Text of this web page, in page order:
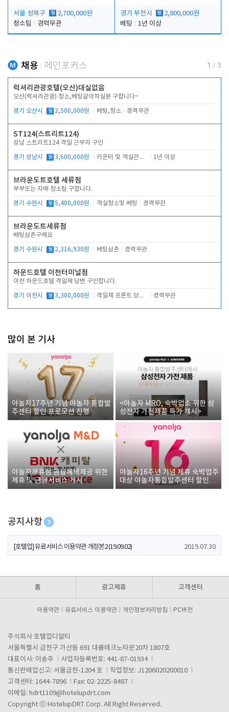
서울 성북구 월 2,700,000원
청소팀
경력무관
경기 부천시 월 2,800,000원
베팅
1년 이상
채용 메인포커스 1 / 3
럭셔리관광호텔(오산)대실없음
오산(럭셔리관광) 청소,베팅같이하실분 구합니다~
경기 오산시 월 2,500,000원 베팅,청소 경력무관
ST124(스트리트124)
성남 스트리트124 격일 근무자 구인
경기 성남시 월 3,600,000원 카운터 및 객실관리 전반 1년 이상
브라운도트호텔 세류점
부부또는 자매 청소팀 구합니다.
경기 수원시 월 5,400,000원 객실청소및 베팅 경력무관
브라운도트세류점
베팅삼촌구해요
경기 수원시 월 2,316,930원 베팅삼촌 경력무관
하운드호텔 이천터미널점
이천 하운드호텔 격일제 당번 구인합니다.
경기 이천시 월 3,300,000원 격일제 프론트 당번 업무로 주차 및 객실 점검 경력무관
많이 본 기사
야놀자17주년 기념 야놀자 통합발
주센터 할인 프로모션 진행
<야놀자 MRO, 숙박업소 위한 삼
성전자 가전제품 특가 개시>
야놀자제휴점 금융혜택제공 위한
제휴 및 금융서비스 게시
야놀자16주년 기념 제휴 숙박업주
대상 야놀자통합발주센터 할인쿠
폰 증정
공지사항
[호텔업] 개인정보 처리방침 개정본1 (19.09.02)
[호텔업] 유료서비스 이용약관 개정본2 (19.09.02) 2019.07.30
홈 광고제휴 고객센터
이용약관 유료서비스 이용약관 개인정보처리방침 PC버전
주식회사 호텔업디알티
서울특별시 금천구 가산동 691 대륭테크노타운20차 1807호
대표이사: 이송주
사업자등록번호: 441-87-01934
통신판매업신고: 서울금천-1204 호
직업정보: J1206020200010
고객센터: 1644-7896
Fax: 02-2225-8487
이메일: hdrt1109@hotelupdrt.com
Copyright ⓒ HotelupDRT Corp. All Right Reserved.